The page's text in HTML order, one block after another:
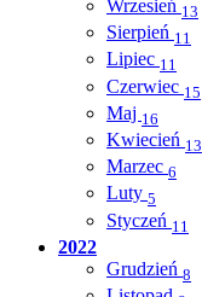
Wrzesień 13
Sierpień 11
Lipiec 11
Czerwiec 15
Maj 16
Kwiecień 13
Marzec 6
Luty 5
Styczeń 11
2022
Grudzień 8